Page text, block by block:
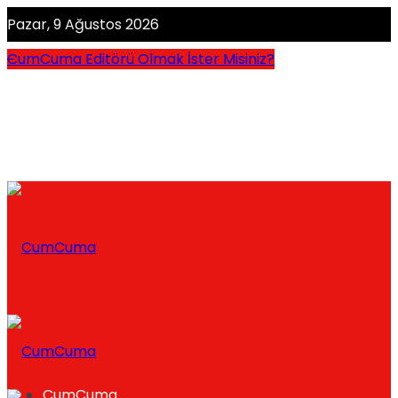
Pazar, 9 Ağustos 2026
CumCuma Editörü Olmak İster Misiniz?